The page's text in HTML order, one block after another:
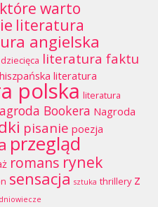
warto
literatura
angielska
literatura faktu
literatura
polska literatura
Bookera Nagroda
pisanie poezja
przegląd
romans rynek
sensacja sztuka thrillery z